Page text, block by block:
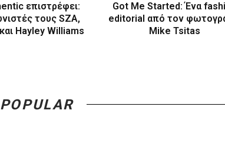
επιστρέφει:
τους SZA,
Hayley Williams
Got Me Started: Ένα
editorial από τον
Mike Tsitas